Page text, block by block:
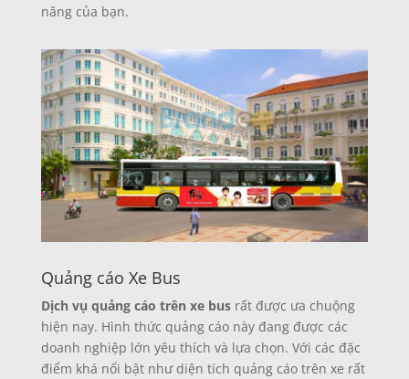
năng của bạn.
Quảng cáo Xe Bus
Dịch vụ quảng cáo trên xe bus rất được ưa chuộng
hiện nay. Hình thức quảng cáo này đang được các
doanh nghiệp lớn yêu thích và lựa chọn. Với các đặc
điểm khá nổi bật như diện tích quảng cáo trên xe rất